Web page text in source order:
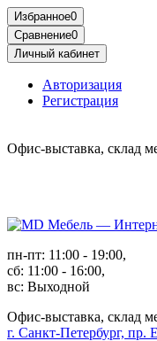
Избранное0
Сравнение0
Личный кабинет
Авторизация
Регистрация
Офис-выставка, склад
пн-пт: 11:00 - 19:00,
сб: 11:00 - 16:00,
вс: Выходной
Офис-выставка, склад
г. Санкт-Петербург,